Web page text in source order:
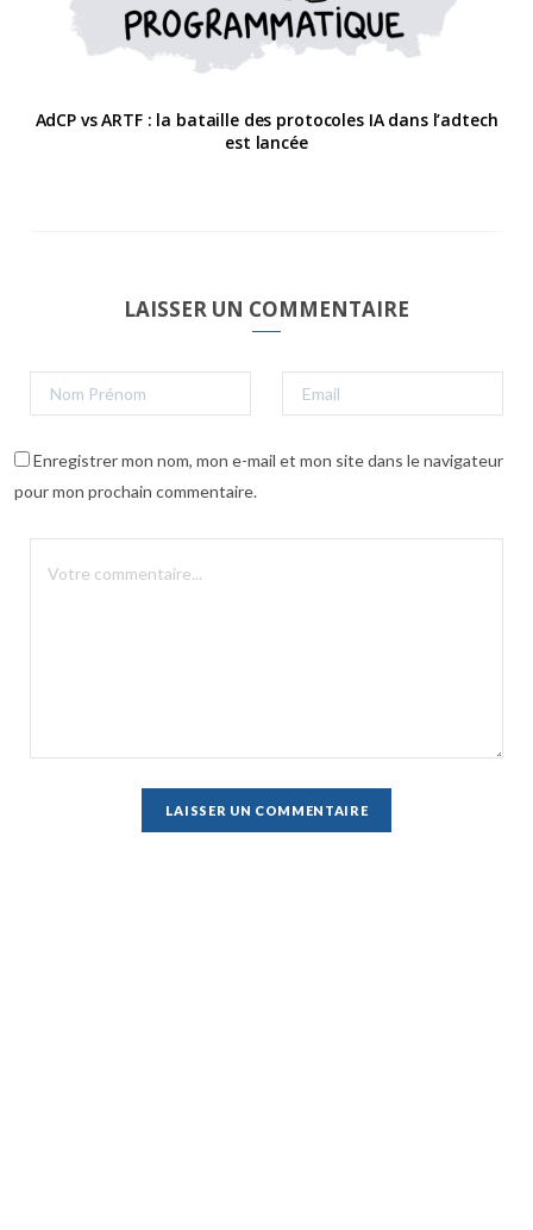
AdCP vs ARTF : la bataille des protocoles IA dans l’adtech
est lancée
LAISSER UN COMMENTAIRE
Enregistrer mon nom, mon e-mail et mon site dans le navigateur
pour mon prochain commentaire.